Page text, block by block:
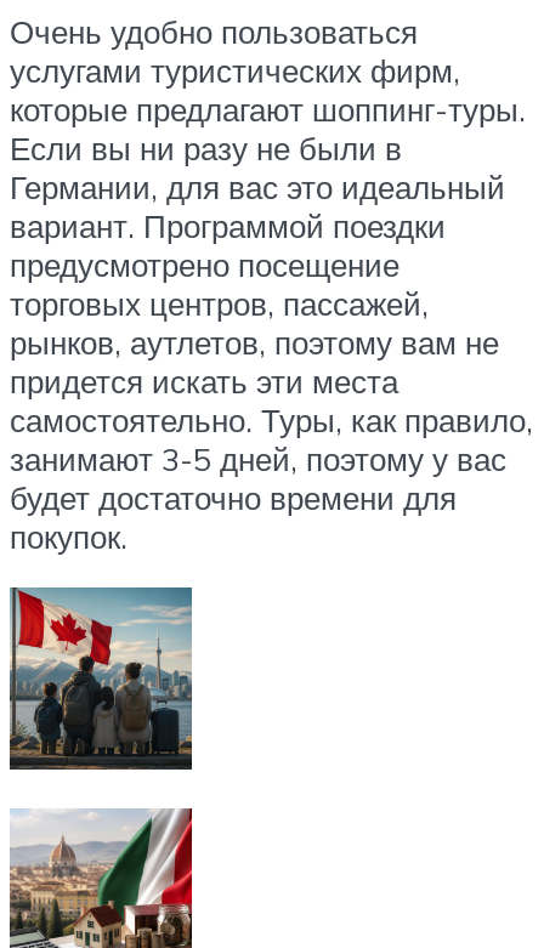
Очень удобно пользоваться
услугами туристических фирм,
которые предлагают шоппинг-туры.
Если вы ни разу не были в
Германии, для вас это идеальный
вариант. Программой поездки
предусмотрено посещение
торговых центров, пассажей,
рынков, аутлетов, поэтому вам не
придется искать эти места
самостоятельно. Туры, как правило,
занимают 3-5 дней, поэтому у вас
будет достаточно времени для
покупок.